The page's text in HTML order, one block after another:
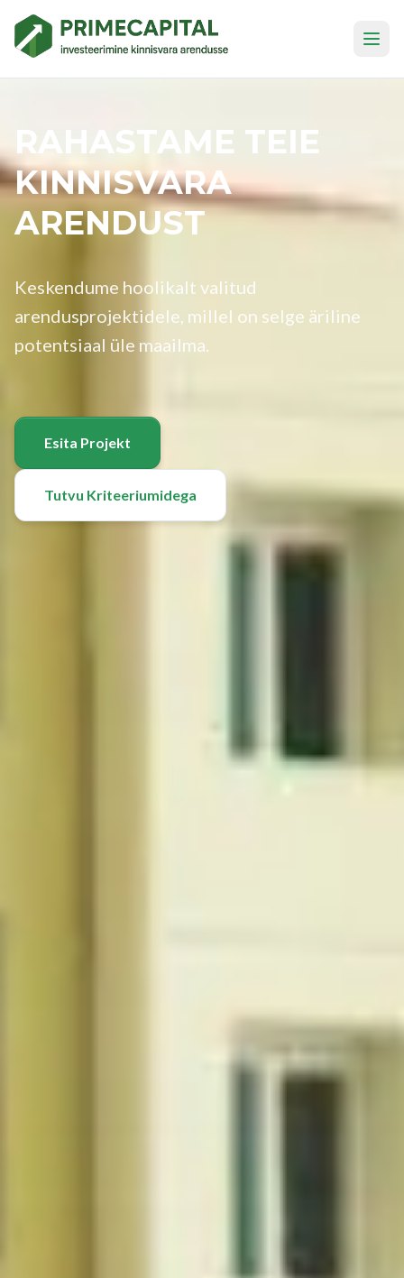
RAHASTAME TEIE
KINNISVARA
ARENDUST
Keskendume hoolikalt valitud
arendusprojektidele, millel on selge äriline
potentsiaal üle maailma.
Esita Projekt
Tutvu Kriteeriumidega